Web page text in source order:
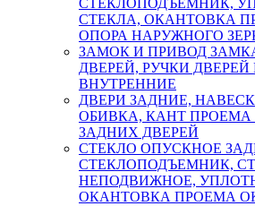
СТЕКЛОПОДЪЕМНИК,
СТЕКЛА, ОКАНТОВКА
ОПОРА НАРУЖНОГО
ЗАМОК И ПРИВОД
ДВЕРЕЙ, РУЧКИ
ВНУТРЕННИЕ
ДВЕРИ ЗАДНИЕ,
ОБИВКА, КАНТ
ЗАДНИХ ДВЕРЕЙ
СТЕКЛО ОПУСКНОЕ
СТЕКЛОПОДЪЕМНИК,
НЕПОДВИЖНОЕ,
ОКАНТОВКА ПРОЕМА